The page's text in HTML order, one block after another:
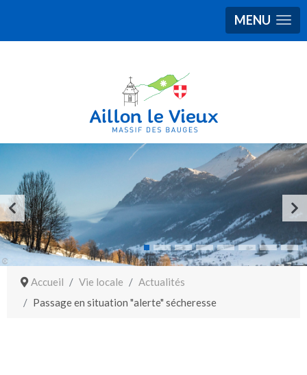
MENU
Accueil Vie locale
Actualités
Passage en situation "alerte" sécheresse